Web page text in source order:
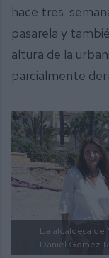
hace tres
pasarela y
altura de la
parcialmente
La alcaldesa de
Daniel Gómez